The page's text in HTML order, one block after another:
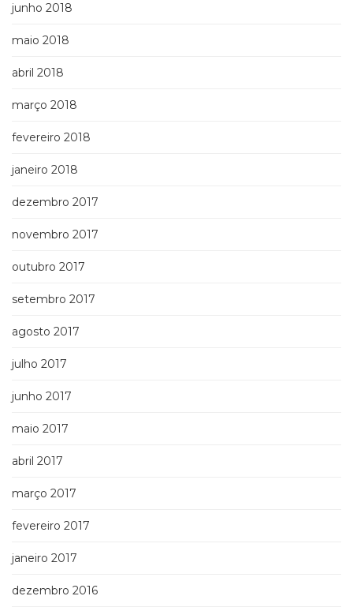
junho 2018
maio 2018
abril 2018
março 2018
fevereiro 2018
janeiro 2018
dezembro 2017
novembro 2017
outubro 2017
setembro 2017
agosto 2017
julho 2017
junho 2017
maio 2017
abril 2017
março 2017
fevereiro 2017
janeiro 2017
dezembro 2016